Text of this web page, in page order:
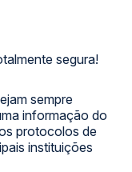
segura!
sempre
informação do
protocolos de
instituições